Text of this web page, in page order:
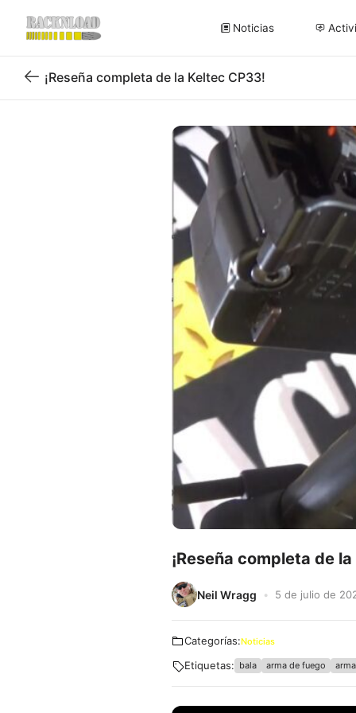
Noticias
Volver
¡Reseña completa de la Keltec CP33!
¡Reseña completa de
Neil Wragg 5 de julio de
Categorías:Noticias
Etiquetas: bala arma de fuego arma